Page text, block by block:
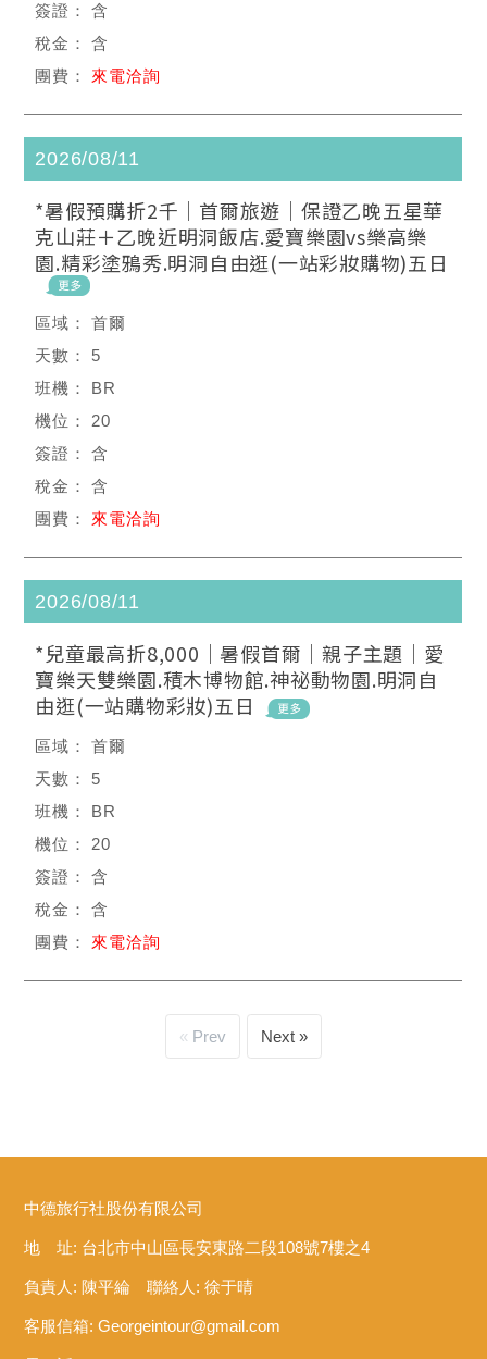
含
含
來電洽詢
2026/08/11
*暑假預購折2千｜首爾旅遊｜保證乙晚五星華
克山莊＋乙晚近明洞飯店.愛寶樂園vs樂高樂
園.精彩塗鴉秀.明洞自由逛(一站彩妝購物)五日
首爾
5
BR
20
含
含
來電洽詢
2026/08/11
*兒童最高折8,000｜暑假首爾｜親子主題｜愛
寶樂天雙樂園.積木博物館.神祕動物園.明洞自
由逛(一站購物彩妝)五日
首爾
5
BR
20
含
含
來電洽詢
Prev Next
中德旅行社股份有限公司
地 址: 台北市中山區長安東路二段108號7樓之4
負責人: 陳平綸 聯絡人: 徐于晴
客服信箱:Georgeintour@gmail.com